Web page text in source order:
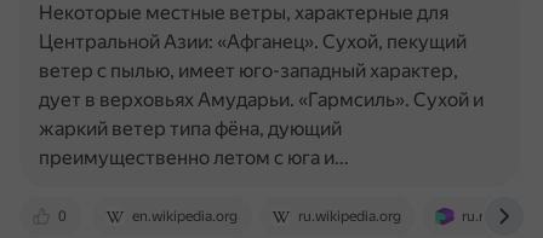
0 en.wikipedia.org ru.wikipedia.org ru.ruwiki.ru
Некоторые местные ветры, характерные для
Центральной Азии: «Афганец». Сухой, пекущий
ветер с пылью, имеет юго-западный характер,
дует в верховьях Амударьи. «Гармсиль». Сухой и
жаркий ветер типа фёна, дующий
преимущественно летом с юга и…